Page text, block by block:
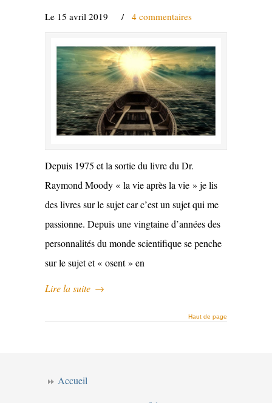
Le 15 avril 2019 / 4 commentaires
Depuis 1975 et la sortie du livre du Dr.
Raymond Moody « la vie après la vie » je lis
des livres sur le sujet car c’est un sujet qui me
passionne. Depuis une vingtaine d’années des
personnalités du monde scientifique se penche
sur le sujet et « osent » en
Lire la suite →
Haut de page
Accueil